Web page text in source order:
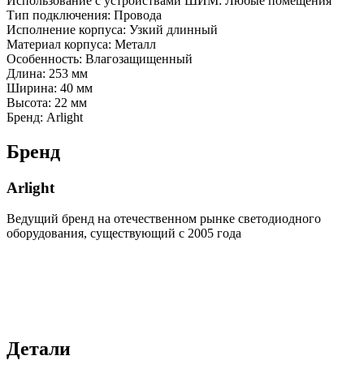
Тип подключения: Провода
Исполнение корпуса: Узкий длинный
Материал корпуса: Металл
Особенность: Влагозащищенный
Длина: 253 мм
Ширина: 40 мм
Высота: 22 мм
Бренд: Arlight
Бренд
Arlight
Ведущий бренд на отечественном рынке светодиодного
оборудования, существующий с 2005 года
Детали